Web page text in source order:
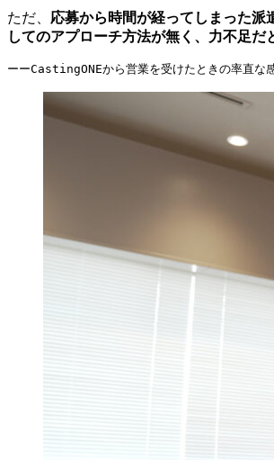
ただ、 応募から時間が経ってしまった派
してのアプローチ方法が無く、力不足だ
ーーCastingONEから営業を受けたときの率直な